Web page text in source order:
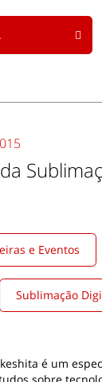
e Eventos
Sublimação
é um